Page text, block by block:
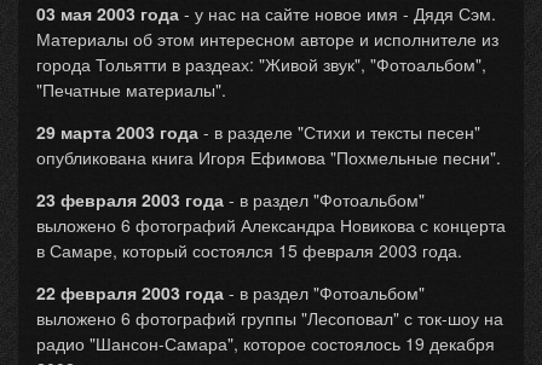
03 мая 2003 года - у нас на сайте новое имя - Дядя Сэм.
Материалы об этом интересном авторе и исполнителе из
города Тольятти в раздеах: "Живой звук", "Фотоальбом",
"Печатные материалы".
29 марта 2003 года - в разделе "Стихи и тексты песен"
опубликована книга Игоря Ефимова "Похмельные песни".
23 февраля 2003 года - в раздел "Фотоальбом"
выложено 6 фотографий Александра Новикова с концерта
в Самаре, который состоялся 15 февраля 2003 года.
22 февраля 2003 года - в раздел "Фотоальбом"
выложено 6 фотографий группы "Лесоповал" с ток-шоу на
радио "Шансон-Самара", которое состоялось 19 декабря